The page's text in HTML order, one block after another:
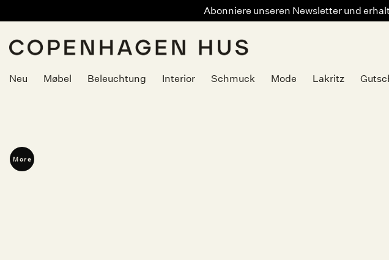
Abonniere unseren Newsletter und
Inhalt
springen
Neu
Møbel Beleuchtung Interior Schmuck Mode Lakritz
More